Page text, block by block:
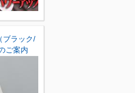
ブラック/
ご案内